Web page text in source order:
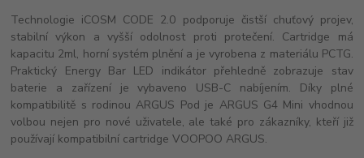
Technologie iCOSM CODE 2.0 podporuje čistší chuťový projev,
stabilní výkon a vyšší odolnost proti protečení. Cartridge má
kapacitu 2ml, horní systém plnění a je vyrobena z materiálu PCTG.
Praktický Energy Bar LED indikátor přehledně zobrazuje stav
baterie a zařízení je vybaveno USB-C nabíjením. Díky plné
kompatibilitě s rodinou ARGUS Pod je ARGUS G4 Mini vhodnou
volbou nejen pro nové uživatele, ale také pro zákazníky, kteří již
používají kompatibilní cartridge VOOPOO ARGUS.